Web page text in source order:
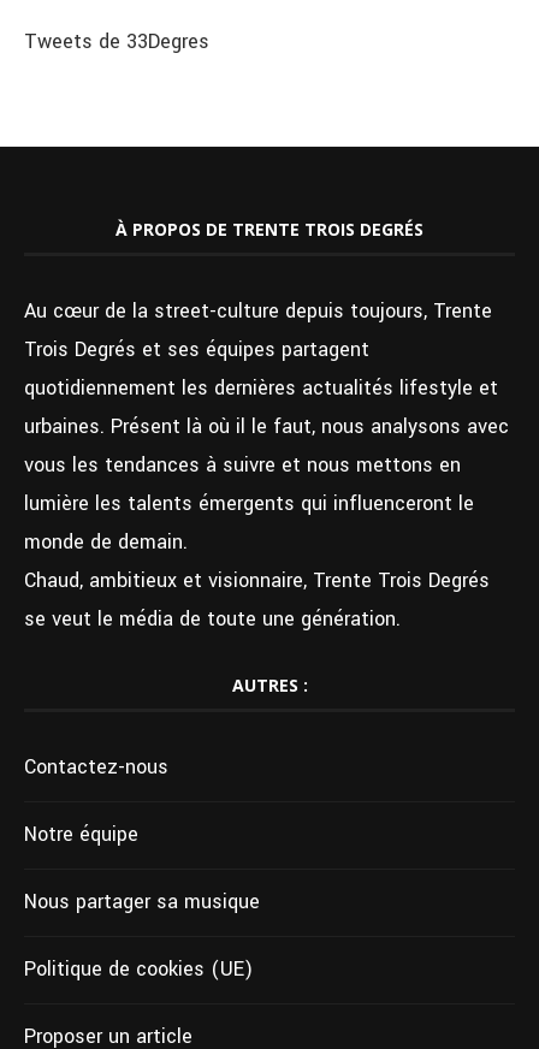
Tweets de 33Degres
À PROPOS DE TRENTE TROIS DEGRÉS
Au cœur de la street-culture depuis toujours, Trente
Trois Degrés et ses équipes partagent
quotidiennement les dernières actualités lifestyle et
urbaines. Présent là où il le faut, nous analysons avec
vous les tendances à suivre et nous mettons en
lumière les talents émergents qui influenceront le
monde de demain.
Chaud, ambitieux et visionnaire, Trente Trois Degrés
se veut le média de toute une génération.
AUTRES :
Contactez-nous
Notre équipe
Nous partager sa musique
Politique de cookies (UE)
Proposer un article